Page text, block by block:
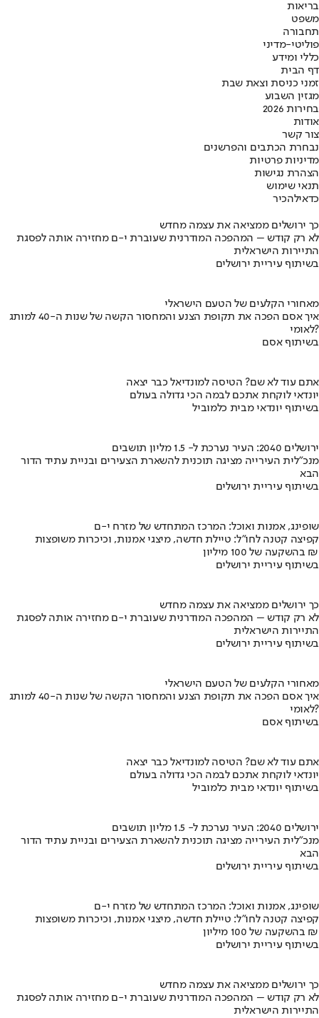
בריאות
משפט
תחבורה
פוליטי-מדיני
כללי ומידע
דף הבית
זמני כניסת וצאת שבת
מגזין השבוע
בחירות 2026
אודות
צור קשר
נבחרת הכתבים והפרשנים
מדיניות פרטיות
הצהרת נגישות
תנאי שימוש
כדאילהכיר
כך ירושלים ממציאה את עצמה מחדש
לא רק קודש – המהפכה המודרנית שעוברת י-ם מחזירה אותה לפסגת
התיירות הישראלית
בשיתוף עיריית ירושלים
מאחורי הקלעים של הטעם הישראלי
איך אסם הפכה את תקופת הצנע והמחסור הקשה של שנות ה-40 למותג
לאומי?
בשיתוף אסם
אתם עוד לא שם? הטיסה למונדיאל כבר יצאה
יונדאי לוקחת אתכם לבמה הכי גדולה בעולם
בשיתוף יונדאי מבית כלמוביל
ירושלים 2040: העיר נערכת ל- 1.5 מליון תושבים
מנכ"לית העירייה מציגה תוכנית להשארת הצעירים ובניית עתיד הדור
הבא
בשיתוף עיריית ירושלים
שופינג, אמנות ואוכל: המרכז המתחדש של מזרח י-ם
קפיצה קטנה לחו"ל: טיילת חדשה, מיצגי אמנות, וכיכרות משופצות
בהשקעה של 100 מיליון ₪
בשיתוף עיריית ירושלים
כך ירושלים ממציאה את עצמה מחדש
לא רק קודש – המהפכה המודרנית שעוברת י-ם מחזירה אותה לפסגת
התיירות הישראלית
בשיתוף עיריית ירושלים
מאחורי הקלעים של הטעם הישראלי
איך אסם הפכה את תקופת הצנע והמחסור הקשה של שנות ה-40 למותג
לאומי?
בשיתוף אסם
אתם עוד לא שם? הטיסה למונדיאל כבר יצאה
יונדאי לוקחת אתכם לבמה הכי גדולה בעולם
בשיתוף יונדאי מבית כלמוביל
ירושלים 2040: העיר נערכת ל- 1.5 מליון תושבים
מנכ"לית העירייה מציגה תוכנית להשארת הצעירים ובניית עתיד הדור
הבא
בשיתוף עיריית ירושלים
שופינג, אמנות ואוכל: המרכז המתחדש של מזרח י-ם
קפיצה קטנה לחו"ל: טיילת חדשה, מיצגי אמנות, וכיכרות משופצות
בהשקעה של 100 מיליון ₪
בשיתוף עיריית ירושלים
כך ירושלים ממציאה את עצמה מחדש
לא רק קודש – המהפכה המודרנית שעוברת י-ם מחזירה אותה לפסגת
התיירות הישראלית